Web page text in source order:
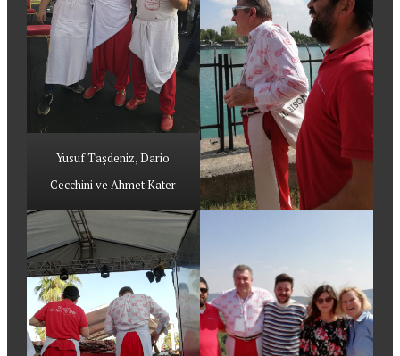
Yusuf Taşdeniz, Dario
Cecchini ve Ahmet Kater